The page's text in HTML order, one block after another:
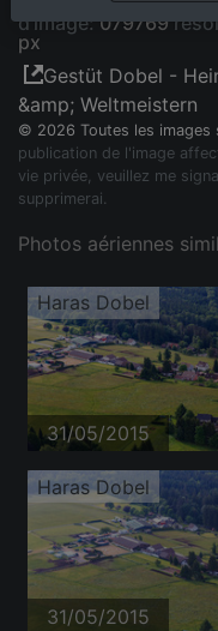
d'image:079769
px
Gestüt Dobel -
&amp; Weltmeistern
© 2026 Toutes les images
publication de l'image
vie privée, veuillez me
supprimerai.
Photos aériennes
Haras Dobel
31/05/2015
Haras Dobel
31/05/2015